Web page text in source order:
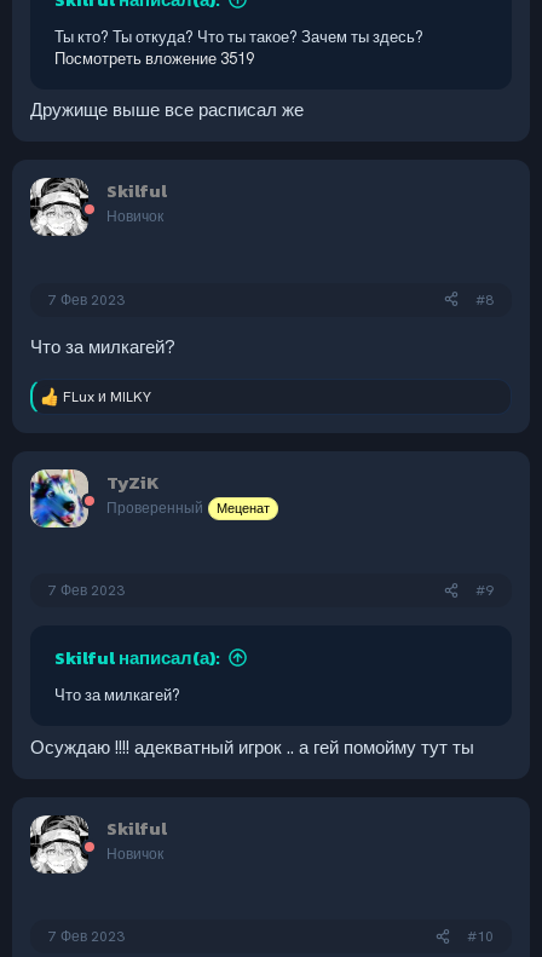
Ты кто? Ты откуда? Что ты такое? Зачем ты здесь?
Посмотреть вложение 3519
Дружище выше все расписал же
Skilful
Новичок
7 Фев 2023 #8
Что за милкагей?
Р
ц
и
и
FLuxи MILKY
TyZiK
Проверенный Меценат
7 Фев 2023 #9
Skilful написал(а):
Что за милкагей?
Осуждаю !!!! адекватный игрок .. а гей помойму тут ты
Skilful
Новичок
7 Фев 2023 #10